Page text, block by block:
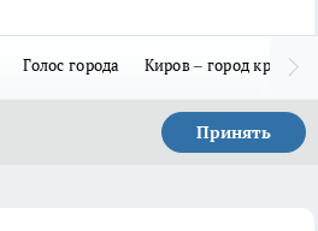
Голос города Киров – город
Принять